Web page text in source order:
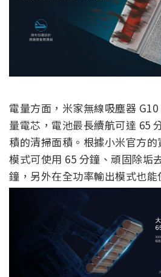
電量方面，米家無線吸塵器
量電芯，電池最長續航可達 65
積的清掃面積。根據小米官方
模式可使用 65 分鐘、頑固除垢
鐘，另外在全功率輸出模式也能